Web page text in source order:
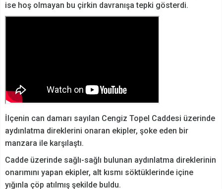
ise hoş olmayan bu çirkin davranışa tepki gösterdi.
İlçenin can damarı sayılan Cengiz Topel Caddesi üzerinde
aydınlatma direklerini onaran ekipler, şoke eden bir
manzara ile karşılaştı.
Cadde üzerinde sağlı-sağlı bulunan aydınlatma direklerinin
onarımını yapan ekipler, alt kısmı söktüklerinde içine
yığınla çöp atılmış şekilde buldu.